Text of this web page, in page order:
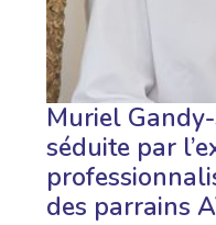
Muriel Gandy-
séduite par
des parrains